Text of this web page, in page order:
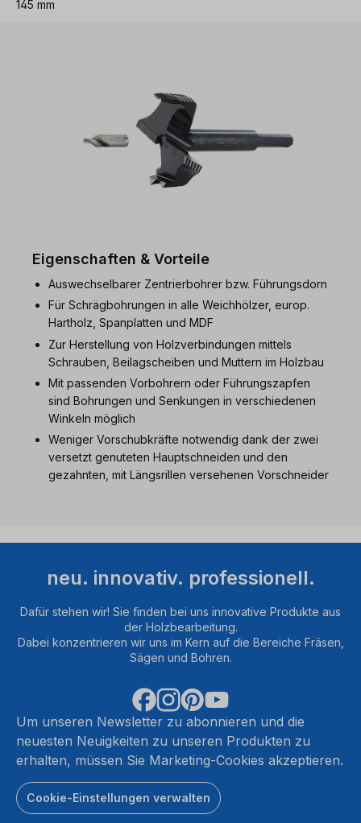
145 mm
Eigenschaften & Vorteile
Auswechselbarer Zentrierbohrer bzw. Führungsdorn
Für Schrägbohrungen in alle Weichhölzer, europ.
Hartholz, Spanplatten und MDF
Zur Herstellung von Holzverbindungen mittels
Schrauben, Beilagscheiben und Muttern im Holzbau
Mit passenden Vorbohrern oder Führungszapfen
sind Bohrungen und Senkungen in verschiedenen
Winkeln möglich
Weniger Vorschubkräfte notwendig dank der zwei
versetzt genuteten Hauptschneiden und den
gezahnten, mit Längsrillen versehenen Vorschneider
neu. innovativ. professionell.
Dafür stehen wir! Sie finden bei uns innovative Produkte aus
der Holzbearbeitung.
Dabei konzentrieren wir uns im Kern auf die Bereiche Fräsen,
Sägen und Bohren.
Um unseren Newsletter zu abonnieren und die
neuesten Neuigkeiten zu unseren Produkten zu
erhalten, müssen Sie Marketing-Cookies akzeptieren.
Cookie-Einstellungen verwalten